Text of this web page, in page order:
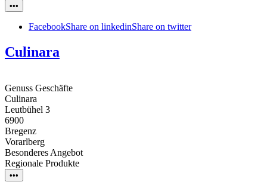
•••
FacebookShare on linkedinShare on twitter
Culinara
Genuss Geschäfte
Culinara
Leutbühel 3
6900
Bregenz
Vorarlberg
Besonderes Angebot
Regionale Produkte
•••